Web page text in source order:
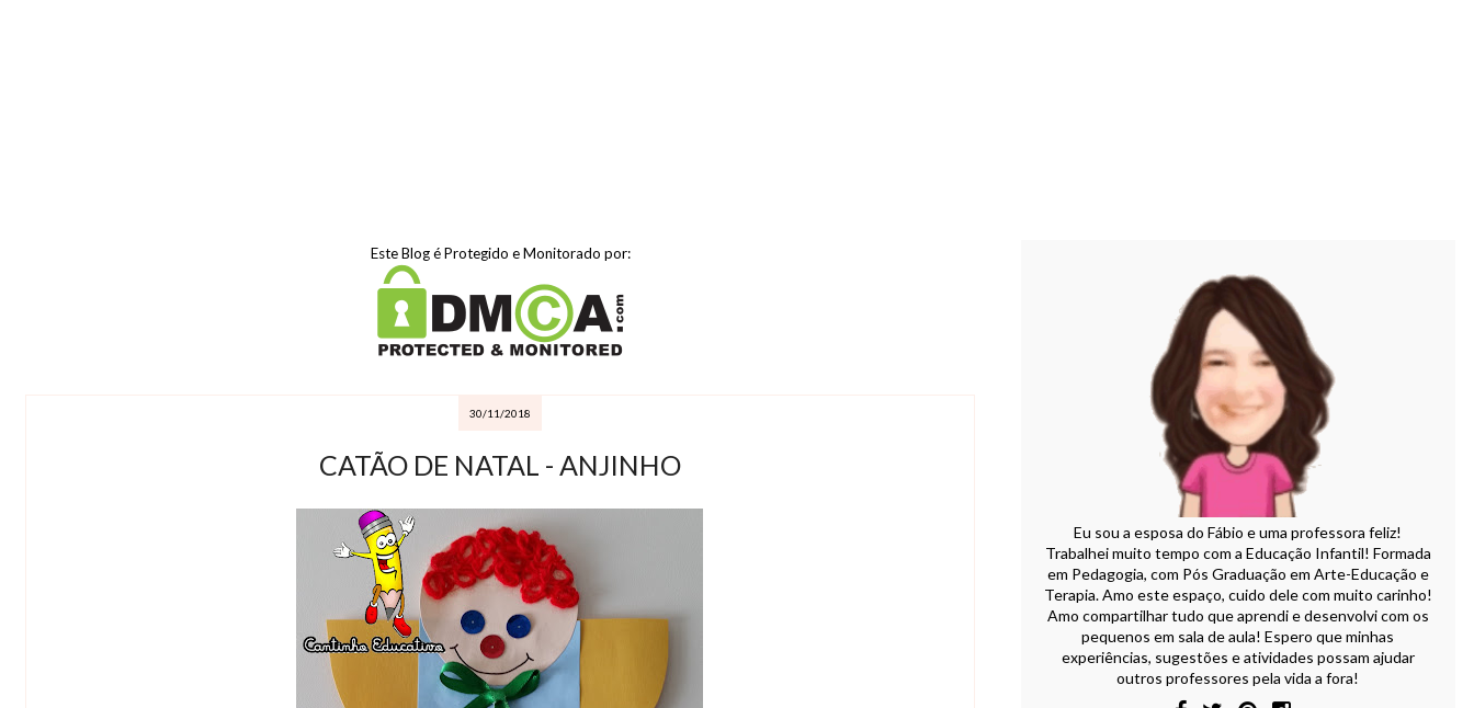
Este Blog é Protegido e Monitorado por:
30/11/2018
CATÃO DE NATAL - ANJINHO
Eu sou a esposa do Fábio e uma professora feliz!
Trabalhei muito tempo com a Educação Infantil! Formada
em Pedagogia, com Pós Graduação em Arte-Educação e
Terapia. Amo este espaço, cuido dele com muito carinho!
Amo compartilhar tudo que aprendi e desenvolvi com os
pequenos em sala de aula! Espero que minhas
experiências, sugestões e atividades possam ajudar
outros professores pela vida a fora!